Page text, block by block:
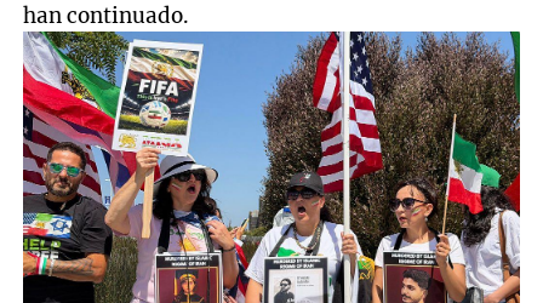
han continuado.